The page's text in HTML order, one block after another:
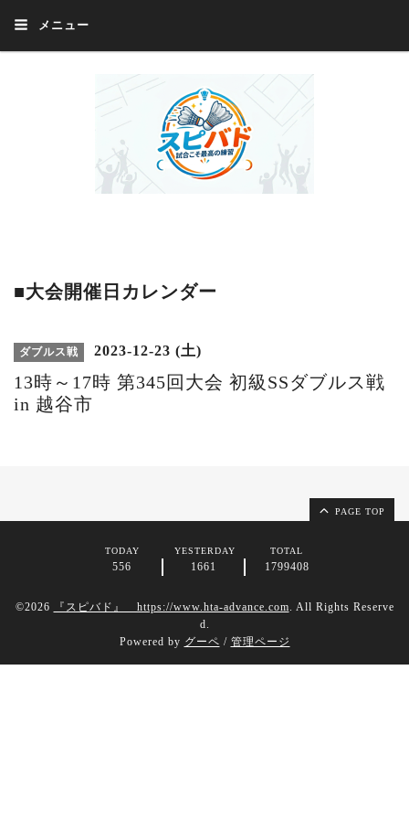
メニュー
■大会開催日カレンダー
ダブルス戦 2023-12-23 (土)
13時～17時 第345回大会 初級SSダブルス戦
in 越谷市
PAGE TOP
TODAY
556
YESTERDAY
1661
TOTAL
1799408
©2026 『スピバド』 https://www.hta-advance.com. All Rights Reserve
d.
Powered by グーペ / 管理ページ